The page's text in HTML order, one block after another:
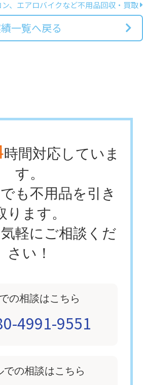
、エアロバイクなど不用品回収・買取
一覧へ戻る
時間対応していま
す。
も不用品を引き
ります。
軽にご相談くだ
さい！
の相談はこちら
4991-9551
での相談はこちら